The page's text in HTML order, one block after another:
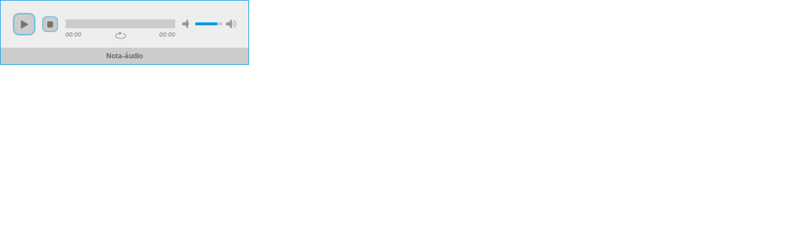
00:00 00:00
Nota-áudio